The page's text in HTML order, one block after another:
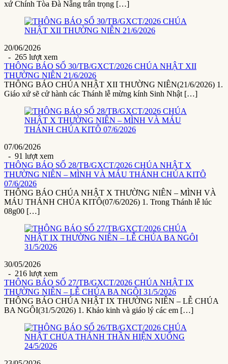
xứ Chính Tòa Đà Nẵng trân trọng […]
20/06/2026
- 265 lượt xem
THÔNG BÁO SỐ 30/TB/GXCT/2026 CHÚA NHẬT XII
THƯỜNG NIÊN 21/6/2026
THÔNG BÁO CHÚA NHẬT XII THƯỜNG NIÊN(21/6/2026) 1.
Giáo xứ sẽ cử hành các Thánh lễ mừng kính Sinh Nhật […]
07/06/2026
- 91 lượt xem
THÔNG BÁO SỐ 28/TB/GXCT/2026 CHÚA NHẬT X
THƯỜNG NIÊN – MÌNH VÀ MÁU THÁNH CHÚA KITÔ
07/6/2026
THÔNG BÁO CHÚA NHẬT X THƯỜNG NIÊN – MÌNH VÀ
MÁU THÁNH CHÚA KITÔ(07/6/2026) 1. Trong Thánh lễ lúc
08g00 […]
30/05/2026
- 216 lượt xem
THÔNG BÁO SỐ 27/TB/GXCT/2026 CHÚA NHẬT IX
THƯỜNG NIÊN – LỄ CHÚA BA NGÔI 31/5/2026
THÔNG BÁO CHÚA NHẬT IX THƯỜNG NIÊN – LỄ CHÚA
BA NGÔI(31/5/2026) 1. Khảo kinh và giáo lý các em […]